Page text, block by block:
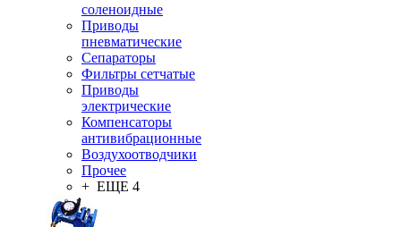
соленоидные
Приводы
пневматические
Сепараторы
Фильтры сетчатые
Приводы
электрические
Компенсаторы
антивибрационные
Воздухоотводчики
Прочее
+ ЕЩЕ 4